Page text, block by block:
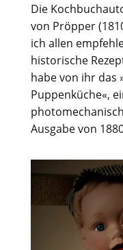
Die
von Pröpper
ich allen
historische
habe von ihr das
Puppenküche«,
Ausgabe von